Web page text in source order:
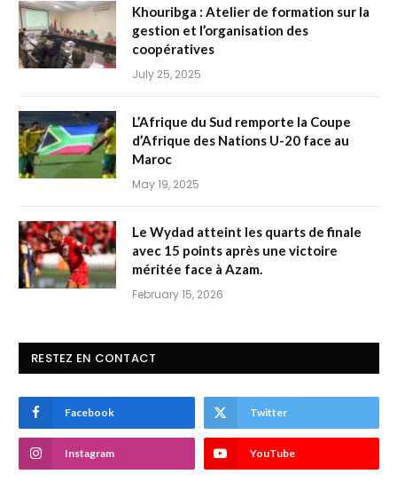
Khouribga : Atelier de formation sur la
gestion et l’organisation des
coopératives
July 25, 2025
L’Afrique du Sud remporte la Coupe
d’Afrique des Nations U-20 face au
Maroc
May 19, 2025
Le Wydad atteint les quarts de finale
avec 15 points après une victoire
méritée face à Azam.
February 15, 2026
RESTEZ EN CONTACT
Facebook Twitter
Instagram YouTube